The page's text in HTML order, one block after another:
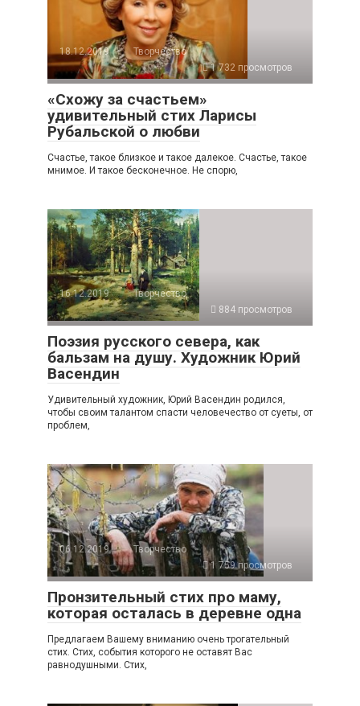
18.12.2019
Творчество
1 732 просмотров
«Схожу за счастьем»
удивительный стих Ларисы
Рубальской о любви
Счастье, такое близкое и такое далекое. Счастье, такое
мнимое. И такое бесконечное. Не спорю,
16.12.2019
Творчество
884 просмотров
Поэзия русского севера, как
бальзам на душу. Художник Юрий
Васендин
Удивительный художник, Юрий Васендин родился,
чтобы своим талантом спасти человечество от суеты, от
проблем,
06.12.2019
Творчество
1 759 просмотров
Пронзительный стих про маму,
которая осталась в деревне одна
Предлагаем Вашему вниманию очень трогательный
стих. Стих, события которого не оставят Вас
равнодушными. Стих,